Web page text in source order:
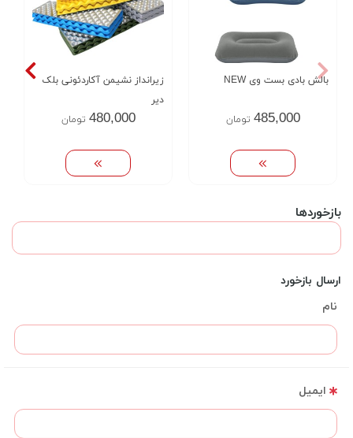
بالش بادی بست وی NEW
485,000 تومان
زیرانداز نشیمن آکاردئونی بلک
دیر
480,000 تومان
بازخوردها
ارسال بازخورد
نام
ایمیل